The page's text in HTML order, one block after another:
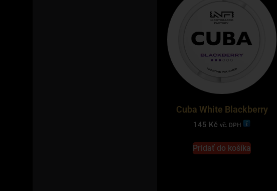
Cuba White Blackberry
145 Kč vč. DPH
Pridať do košíka